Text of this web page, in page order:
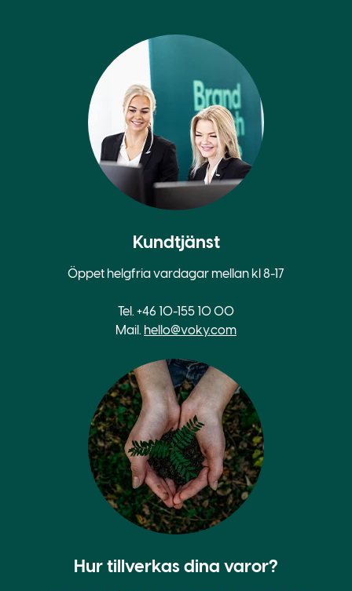
Kundtjänst
Öppet helgfria vardagar mellan kl 8-17
Tel. +46 10-155 10 00
Mail. hello@voky.com
Hur tillverkas dina varor?